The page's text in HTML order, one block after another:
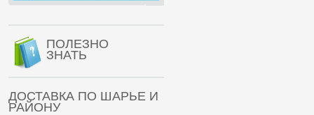
ПОЛЕЗНО
ЗНАТЬ
ДОСТАВКА ПО ШАРЬЕ И
РАЙОНУ